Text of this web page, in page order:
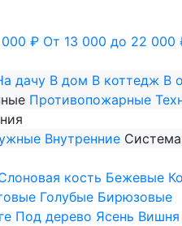
₽ От 13 000 до 22 000
дачу В дом В коттедж В
Противопожарные
Внутренние Система
кость Бежевые
Голубые Бирюзовые
Под дерево Ясень Вишня